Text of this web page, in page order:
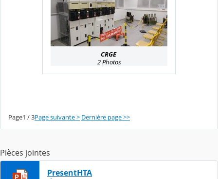
CRGE
2 Photos
Page1 / 3Page suivante > Dernière page >>
Pièces jointes
PresentHTA